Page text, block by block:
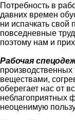
Потребность в
давних времен
ни испачкать свой
повседневные
поэтому нам и
Рабочая
веществами,
оберегает нас от
неблагоприятных
неоценимую